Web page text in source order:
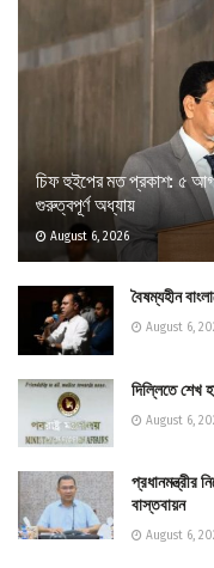
চিফ হুইপের মত প্রকাশ: ৫
গুরুত্বপূর্ণ অধ্যায়
August 6, 2026
বৈষম্যহীন
August 6,
দিল্লিতে শেখ
August 6,
প্রধানমন্ত্রীর
বাস্তবায়ন
August 6,